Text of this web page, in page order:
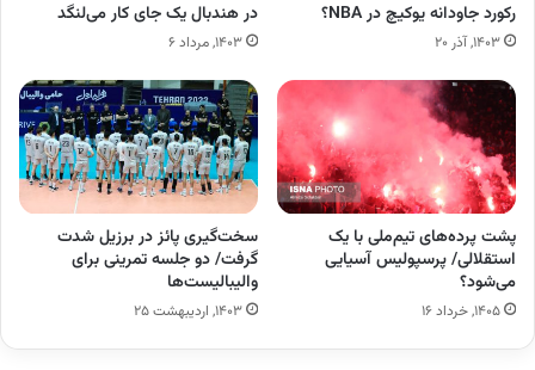
رکورد جاودانه یوکیچ در NBA؟
۱۴۰۳, آذر ۲۰
در هندبال یک جای کار می‌لنگد
۱۴۰۳, مرداد ۶
پشت پرده‌های تیم‌ملی با یک
استقلالی/ پرسپولیس آسیایی
می‌شود؟
۱۴۰۵, خرداد ۱۶
سخت‌گیری پائز در برزیل شدت
گرفت/ دو جلسه تمرینی برای
والیبالیست‌ها
۱۴۰۳, اردیبهشت ۲۵